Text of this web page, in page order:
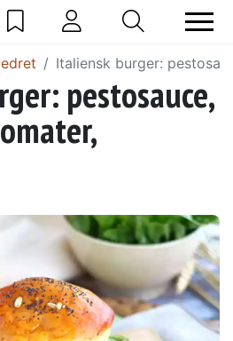
Italiensk burger:
pestosauce,